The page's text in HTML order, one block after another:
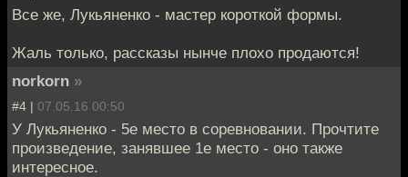
Все же, Лукьяненко - мастер короткой формы.
Жаль только, рассказы нынче плохо продаются!
norkorn »
#4 | 07.05.16 00:50
У Лукьяненко - 5е место в соревновании. Прочтите
произведение, занявшее 1е место - оно также
интересное.